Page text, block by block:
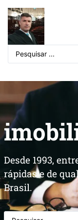
Desde 1993,
rápidas e de
Brasil.